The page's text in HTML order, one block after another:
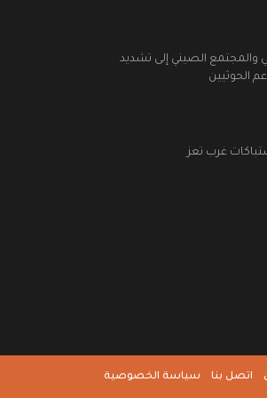
والمجتمع الصيني إلى تشديد
الحوثيين
اتصل بنا سياسة الخصوصية